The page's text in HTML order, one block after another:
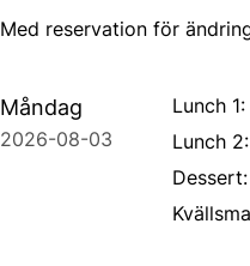
Med reservation för
Måndag
2026-08-03
Lunch
Lunch